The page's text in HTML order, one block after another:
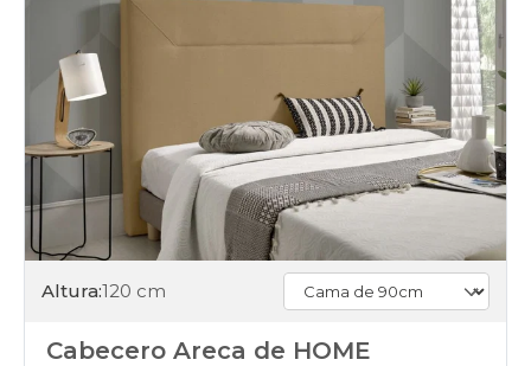
Altura:120 cm
Cabecero Areca de HOME